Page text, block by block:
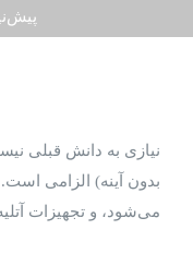
بدون آینه) الزامی است.
می‌شود، و تجهیزات